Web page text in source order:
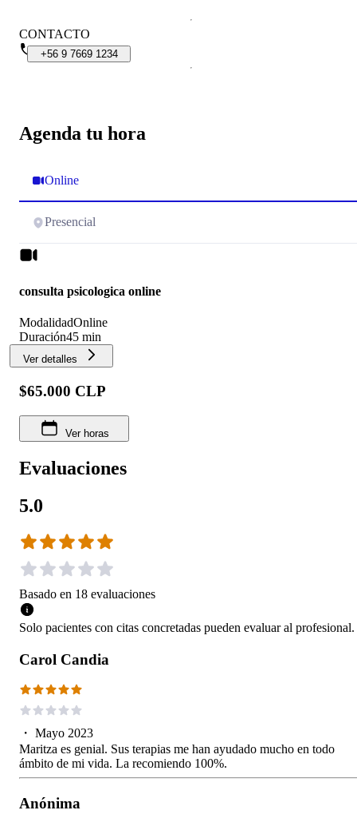
Agenda tu hora
Online
Presencial
consulta psicologica online
ModalidadOnline
Duración45 min
Ver detalles
$65.000 CLP
Ver horas
Evaluaciones
5.0
Basado en 18 evaluaciones
Solo pacientes con citas concretadas pueden evaluar al profesional.
Carol Candia
・ Mayo 2023
Maritza es genial. Sus terapias me han ayudado mucho en todo
ámbito de mi vida. La recomiendo 100%.
Anónima
CONTACTO
+56 9 7669 1234